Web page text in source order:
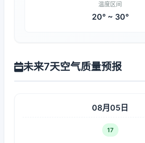
温度区间
20° ~ 30°
未来7天空气质量预报
08月05日
17